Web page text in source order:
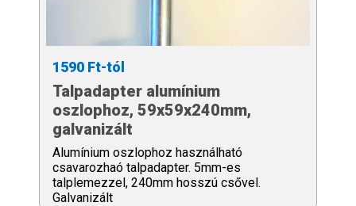
1590 Ft-tól
Talpadapter alumínium
oszlophoz, 59x59x240mm,
galvanizált
Alumínium oszlophoz használható
csavarozhaó talpadapter. 5mm-es
talplemezzel, 240mm hosszú csővel.
Galvanizált